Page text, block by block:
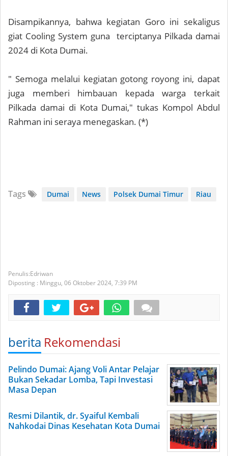
Disampikannya, bahwa kegiatan Goro ini sekaligus
giat Cooling System guna terciptanya Pilkada damai
2024 di Kota Dumai.
" Semoga melalui kegiatan gotong royong ini, dapat
juga memberi himbauan kepada warga terkait
Pilkada damai di Kota Dumai," tukas Kompol Abdul
Rahman ini seraya menegaskan. (*)
Tags Dumai News Polsek Dumai Timur Riau
Edriwan
Diposting : Minggu, 06 Oktober 2024, 7:39 PM
berita Rekomendasi
Pelindo Dumai: Ajang Voli Antar Pelajar
Bukan Sekadar Lomba, Tapi Investasi
Masa Depan
Resmi Dilantik, dr. Syaiful Kembali
Nahkodai Dinas Kesehatan Kota Dumai